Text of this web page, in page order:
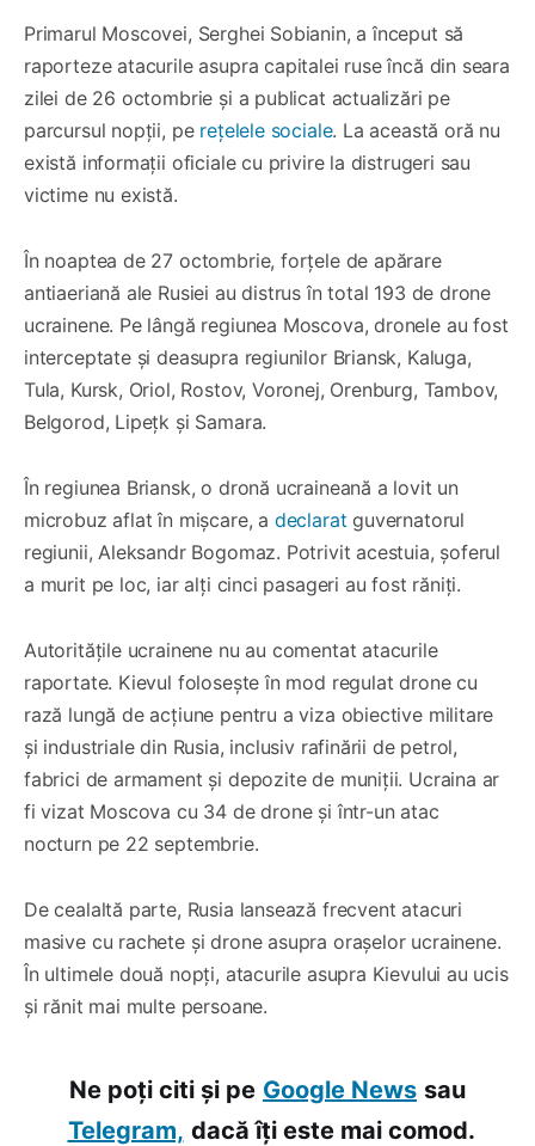
Primarul Moscovei, Serghei Sobianin, a început să
raporteze atacurile asupra capitalei ruse încă din seara
zilei de 26 octombrie și a publicat actualizări pe
parcursul nopții, pe rețelele sociale. La această oră nu
există informații oficiale cu privire la distrugeri sau
victime nu există.
În noaptea de 27 octombrie, forțele de apărare
antiaeriană ale Rusiei au distrus în total 193 de drone
ucrainene. Pe lângă regiunea Moscova, dronele au fost
interceptate și deasupra regiunilor Briansk, Kaluga,
Tula, Kursk, Oriol, Rostov, Voronej, Orenburg, Tambov,
Belgorod, Lipețk și Samara.
În regiunea Briansk, o dronă ucraineană a lovit un
microbuz aflat în mișcare, a declarat guvernatorul
regiunii, Aleksandr Bogomaz. Potrivit acestuia, șoferul
a murit pe loc, iar alți cinci pasageri au fost răniți.
Autoritățile ucrainene nu au comentat atacurile
raportate. Kievul folosește în mod regulat drone cu
rază lungă de acțiune pentru a viza obiective militare
și industriale din Rusia, inclusiv rafinării de petrol,
fabrici de armament și depozite de muniții. Ucraina ar
fi vizat Moscova cu 34 de drone și într-un atac
nocturn pe 22 septembrie.
De cealaltă parte, Rusia lansează frecvent atacuri
masive cu rachete și drone asupra orașelor ucrainene.
În ultimele două nopți, atacurile asupra Kievului au ucis
și rănit mai multe persoane.
Ne poți citi și pe Google News sau
Telegram, dacă îți este mai comod.